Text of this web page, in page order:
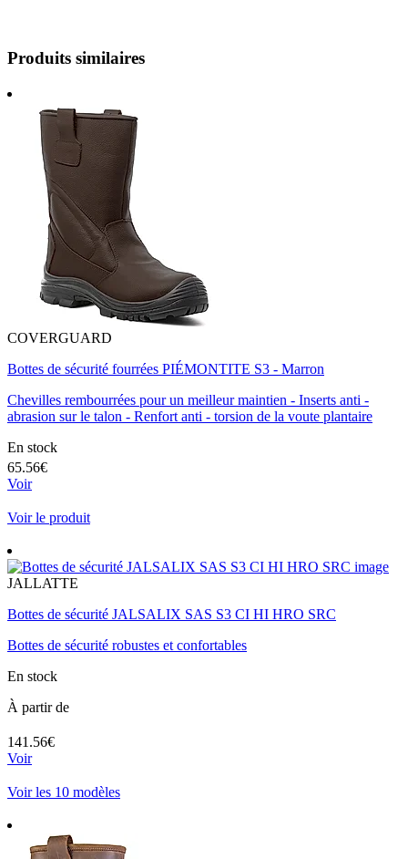
Produits similaires
COVERGUARD
Bottes de sécurité fourrées PIÉMONTITE S3 - Marron
Chevilles rembourrées pour un meilleur maintien - Inserts anti -
abrasion sur le talon - Renfort anti - torsion de la voute plantaire
En stock
65.56€
Voir
Voir le produit
JALLATTE
Bottes de sécurité JALSALIX SAS S3 CI HI HRO SRC
Bottes de sécurité robustes et confortables
En stock
À partir de
141.56€
Voir
Voir les 10 modèles